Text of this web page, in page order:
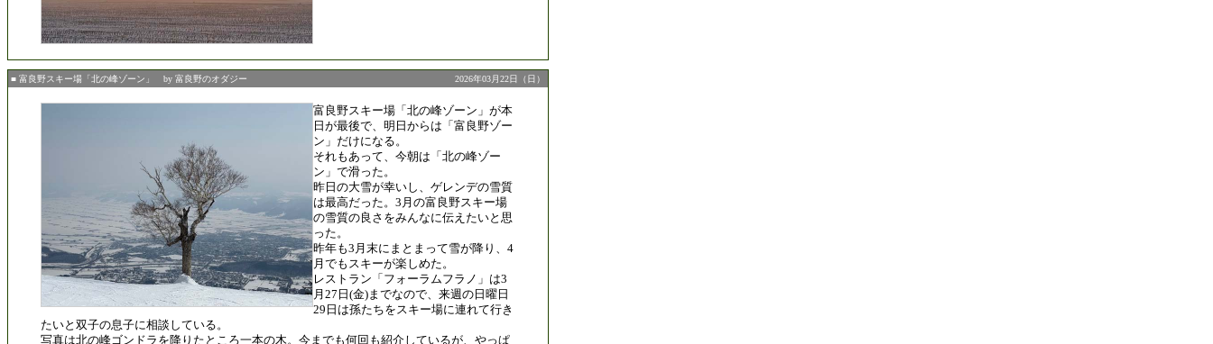
■ 富良野スキー場「北の峰ゾーン」 by 富良野のオダジー 2026年03月22日（日）
富良野スキー場「北の峰ゾーン」が本
日が最後で、明日からは「富良野ゾー
ン」だけになる。
それもあって、今朝は「北の峰ゾー
ン」で滑った。
昨日の大雪が幸いし、ゲレンデの雪質
は最高だった。3月の富良野スキー場
の雪質の良さをみんなに伝えたいと思
った。
昨年も3月末にまとまって雪が降り、4
月でもスキーが楽しめた。
レストラン「フォーラムフラノ」は3
月27日(金)までなので、来週の日曜日
29日は孫たちをスキー場に連れて行き
たいと双子の息子に相談している。
写真は北の峰ゴンドラを降りたところ一本の木。今までも何回も紹介しているが、やっぱ